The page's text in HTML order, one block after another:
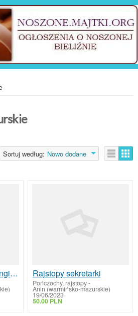
Sortuj według: Nowo dodane
Seksowne czarne stringi z koronka noszone do 5dni Rajstopy sekretarki
Pończochy, rajstopy-
Anin (warmińsko-mazurskie)
19/06/2023
50.00 PLN